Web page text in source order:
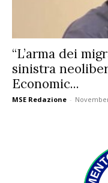
“L’arma dei
sinistra
Economic...
MSE Redazione -